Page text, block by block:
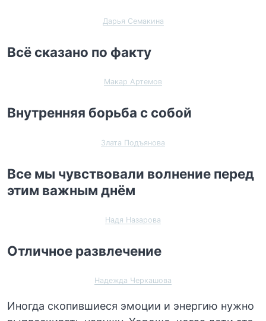
Дарья Семакина
Всё сказано по факту
Макар Артемов
Внутренняя борьба с собой
Злата Подъянова
Все мы чувствовали волнение перед
этим важным днём
Надя Назарова
Отличное развлечение
Надежда Черкашова
Иногда скопившиеся эмоции и энергию нужно